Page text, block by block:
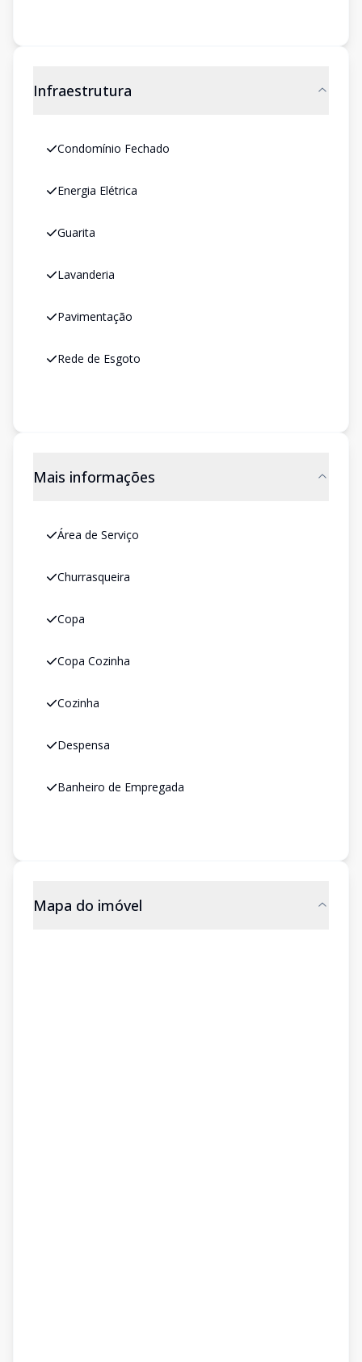
Infraestrutura
Condomínio Fechado
Energia Elétrica
Guarita
Lavanderia
Pavimentação
Rede de Esgoto
Mais informações
Área de Serviço
Churrasqueira
Copa
Copa Cozinha
Cozinha
Despensa
Banheiro de Empregada
Mapa do imóvel